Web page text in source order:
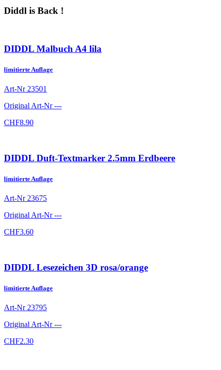
Diddl is Back !
DIDDL Malbuch A4 lila
limitierte Auflage
Art-Nr 23501
Original Art-Nr---
CHF8.90
DIDDL Duft-Textmarker 2.5mm Erdbeere
limitierte Auflage
Art-Nr 23675
Original Art-Nr---
CHF3.60
DIDDL Lesezeichen 3D rosa/orange
limitierte Auflage
Art-Nr 23795
Original Art-Nr---
CHF2.30